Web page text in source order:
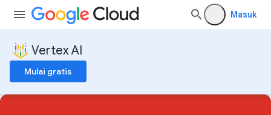
Masuk
Vertex AI
Mulai gratis